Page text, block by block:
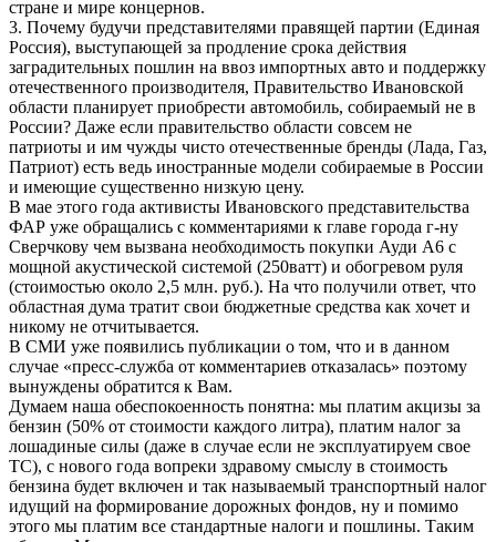
стране и мире концернов.
3. Почему будучи представителями правящей партии (Единая
Россия), выступающей за продление срока действия
заградительных пошлин на ввоз импортных авто и поддержку
отечественного производителя, Правительство Ивановской
области планирует приобрести автомобиль, собираемый не в
России? Даже если правительство области совсем не
патриоты и им чужды чисто отечественные бренды (Лада, Газ,
Патриот) есть ведь иностранные модели собираемые в России
и имеющие существенно низкую цену.
В мае этого года активисты Ивановского представительства
ФАР уже обращались с комментариями к главе города г-ну
Сверчкову чем вызвана необходимость покупки Ауди А6 с
мощной акустической системой (250ватт) и обогревом руля
(стоимостью около 2,5 млн. руб.). На что получили ответ, что
областная дума тратит свои бюджетные средства как хочет и
никому не отчитывается.
В СМИ уже появились публикации о том, что и в данном
случае «пресс-служба от комментариев отказалась» поэтому
вынуждены обратится к Вам.
Думаем наша обеспокоенность понятна: мы платим акцизы за
бензин (50% от стоимости каждого литра), платим налог за
лошадиные силы (даже в случае если не эксплуатируем свое
ТС), с нового года вопреки здравому смыслу в стоимость
бензина будет включен и так называемый транспортный налог
идущий на формирование дорожных фондов, ну и помимо
этого мы платим все стандартные налоги и пошлины. Таким